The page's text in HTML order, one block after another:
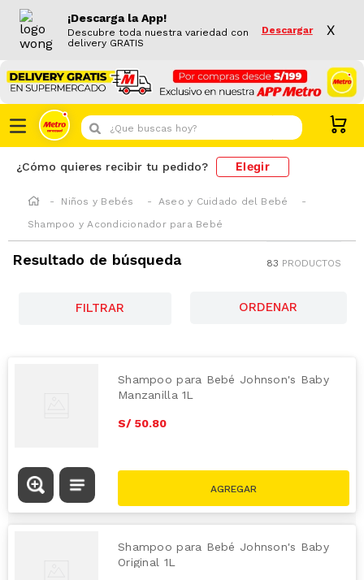
¡Descarga la App!
Descubre toda nuestra variedad con
delivery GRATIS
Descargar X
¿Que buscas hoy?
¿Cómo quieres recibir tu pedido? Elegir
Niños y Bebés
Aseo y Cuidado del Bebé
Shampoo y Acondicionador para Bebé
Resultado de búsqueda 83 PRODUCTOS
FILTRAR
Shampoo para Bebé Johnson's Baby
Manzanilla 1L
S/ 50.80
Shampoo para Bebé Johnson's Baby
Original 1L